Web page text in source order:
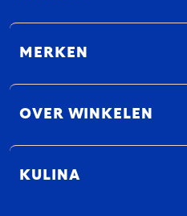
MERKEN
OVER WINKELEN
KULINA